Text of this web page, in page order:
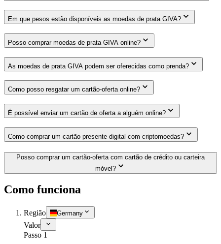
Em que pesos estão disponíveis as moedas de prata GIVA?
Posso comprar moedas de prata GIVA online?
As moedas de prata GIVA podem ser oferecidas como prenda?
Como posso resgatar um cartão-oferta online?
É possível enviar um cartão de oferta a alguém online?
Como comprar um cartão presente digital com criptomoedas?
Posso comprar um cartão-oferta com cartão de crédito ou carteira
móvel?
Como funciona
Região Germany
Valor
Passo 1